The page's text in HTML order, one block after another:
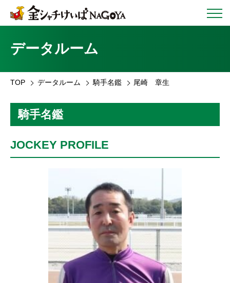
データルーム
TOP データルーム 騎手名鑑 尾崎 章生
騎手名鑑
JOCKEY PROFILE